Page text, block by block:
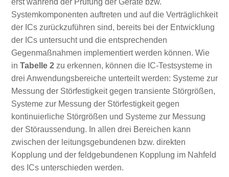
erst während der Prüfung der Geräte bzw.
Systemkomponenten auftreten und auf die Verträglichkeit
der ICs zurückzuführen sind, bereits bei der Entwicklung
der ICs untersucht und die entsprechenden
Gegenmaßnahmen implementiert werden können. Wie
in Tabelle 2zu erkennen, können die IC‑Testsysteme in
drei Anwendungsbereiche unterteilt werden: Systeme zur
Messung der Störfestigkeit gegen transiente Störgrößen,
Systeme zur Messung der Störfestigkeit gegen
kontinuierliche Störgrößen und Systeme zur Messung
der Störaussendung. In allen drei Bereichen kann
zwischen der leitungsgebundenen bzw. direkten
Kopplung und der feldgebundenen Kopplung im Nahfeld
des ICs unterschieden werden.